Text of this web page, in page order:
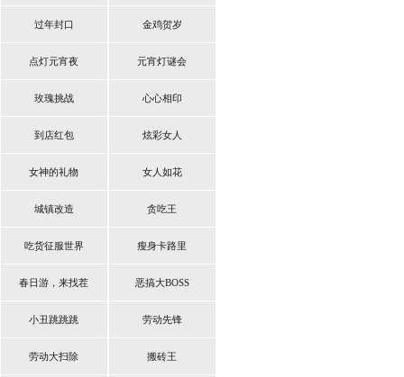
过年封口 金鸡贺岁
点灯元宵夜 元宵灯谜会
玫瑰挑战 心心相印
到店红包 炫彩女人
女神的礼物 女人如花
城镇改造 贪吃王
吃货征服世界 瘦身卡路里
春日游，来找茬 恶搞大BOSS
小丑跳跳跳 劳动先锋
劳动大扫除 搬砖王